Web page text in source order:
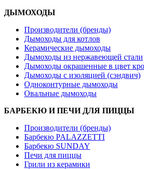
ДЫМОХОДЫ
Производители (бренды)
Дымоходы для котлов
Керамические дымоходы
Дымоходы из нержавеющей стали
Дымоходы окрашенные в цвет
Дымоходы с изоляцией (сэндвич)
Одноконтурные дымоходы
Овальные дымоходы
БАРБЕКЮ И ПЕЧИ ДЛЯ ПИЦЦЫ
Производители (бренды)
Барбекю PALAZZETTI
Барбекю SUNDAY
Печи для пиццы
Грили из керамики